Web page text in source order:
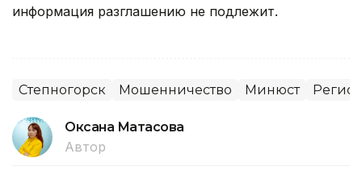
информация разглашению не подлежит.
Степногорск Мошенничество Минюст
Оксана Матасова
Автор